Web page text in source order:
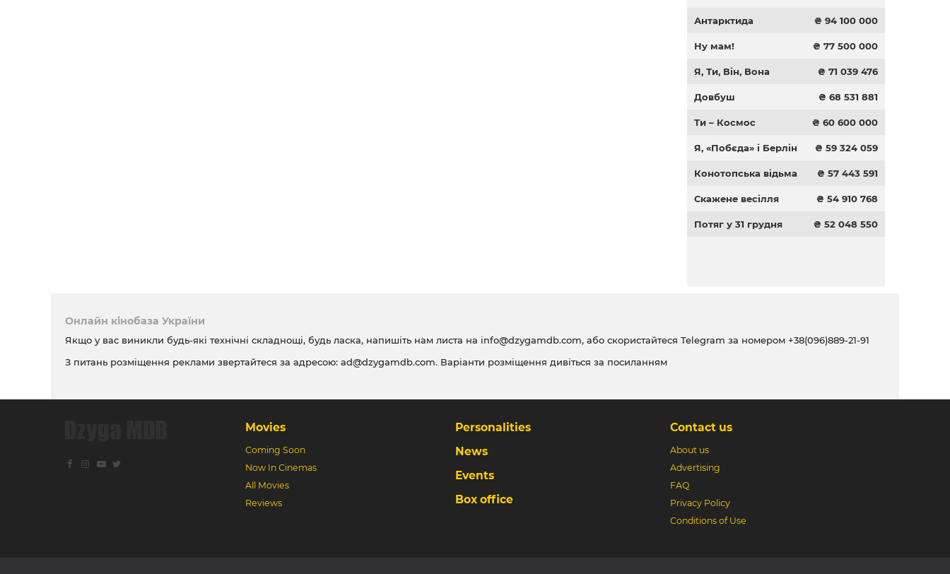
Антарктида ₴ 94 100 000
Ну мам! ₴ 77 500 000
Я, Ти, Він, Вона ₴ 71 039 476
Довбуш ₴ 68 531 881
Ти – Космос ₴ 60 600 000
Я, «Побєда» і Берлін ₴ 59 324 059
Конотопська відьма ₴ 57 443 591
Скажене весілля ₴ 54 910 768
Потяг у 31 грудня ₴ 52 048 550
Онлайн кінобаза України
Якщо у вас виникли будь-які технічні складнощі, будь ласка, напишіть нам листа на info@dzygamdb.com, або скористайтеся Telegram за номером +38(096)889-21-91
З питань розміщення реклами звертайтеся за адресою: ad@dzygamdb.com. Варіанти розміщення дивіться за посиланням
Movies
Coming Soon
Now In Cinemas
All Movies
Reviews
Personalities
News
Events
Box office
Contact us
About us
Advertising
FAQ
Privacy Policy
Conditions of Use